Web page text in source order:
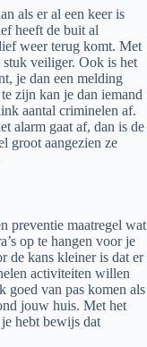
als er al een keer is
heeft de buit al
weer terug komt. Met
veiliger. Ook is het
je dan een melding
zijn kan je dan iemand
aantal criminelen af.
alarm gaat af, dan is de
groot aangezien ze
preventie maatregel wat
op te hangen voor je
de kans kleiner is dat er
activiteiten willen
goed van pas komen als
jouw huis. Met het
hebt bewijs dat